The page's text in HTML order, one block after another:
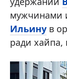
мужчинами
Ильину в
ради хайпа,